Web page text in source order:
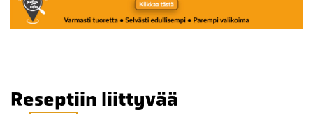
Reseptiin liittyvää